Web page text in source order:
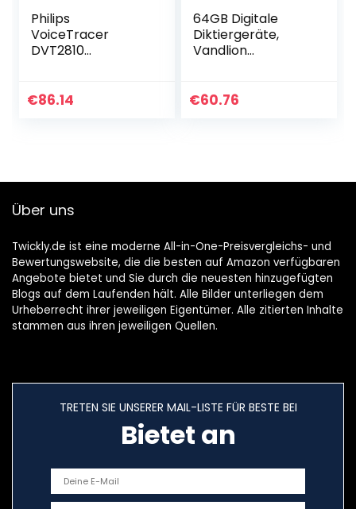
Philips
VoiceTracer
DVT2810
digitales
€86.14
64GB Digitale
Diktiergeräte,
Vandlion
Akkulaufzeit und
€60.76
Über uns
Twickly.de ist eine moderne All-in-One-Preisvergleichs- und
Bewertungswebsite, die die besten auf Amazon verfügbaren
Angebote bietet und Sie durch die neuesten hinzugefügten
Blogs auf dem Laufenden hält. Alle Bilder unterliegen dem
Urheberrecht ihrer jeweiligen Eigentümer. Alle zitierten Inhalte
stammen aus ihren jeweiligen Quellen.
TRETEN SIE UNSERER MAIL-LISTE FÜR BESTE BEI
Bietet an